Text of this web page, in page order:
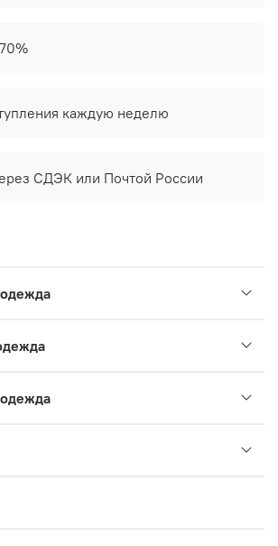
каждую неделю
СДЭК или Почтой России